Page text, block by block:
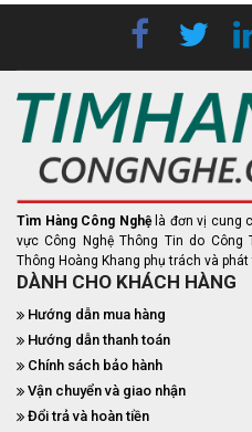
Tìm Hàng Công Nghệ là đơn vị cung
vực Công Nghệ Thông Tin do Công
Thông Hoàng Khang phụ trách và phát
DÀNH CHO KHÁCH HÀNG
Hướng dẫn mua hàng
Hướng dẫn thanh toán
Chính sách bảo hành
Vận chuyển và giao nhận
Đổi trả và hoàn tiền